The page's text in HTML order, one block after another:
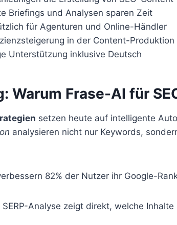
Briefings und Analysen sparen Zeit
für Agenturen und Online-Händler
in der Content-Produktion
Unterstützung inklusive Deutsch
Warum Frase-AI für
setzen heute auf intelligente
analysieren nicht nur Keywords,
82% der Nutzer ihr Google-
Analyse zeigt direkt, welche Inhalte